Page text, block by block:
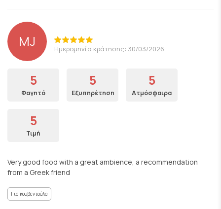
MJ Ημερομηνία κράτησης: 30/03/2026
5
Φαγητό
5
Εξυπηρέτηση
5
Ατμόσφαιρα
5
Τιμή
Very good food with a great ambience, a recommendation
from a Greek friend
Για κουβεντούλα